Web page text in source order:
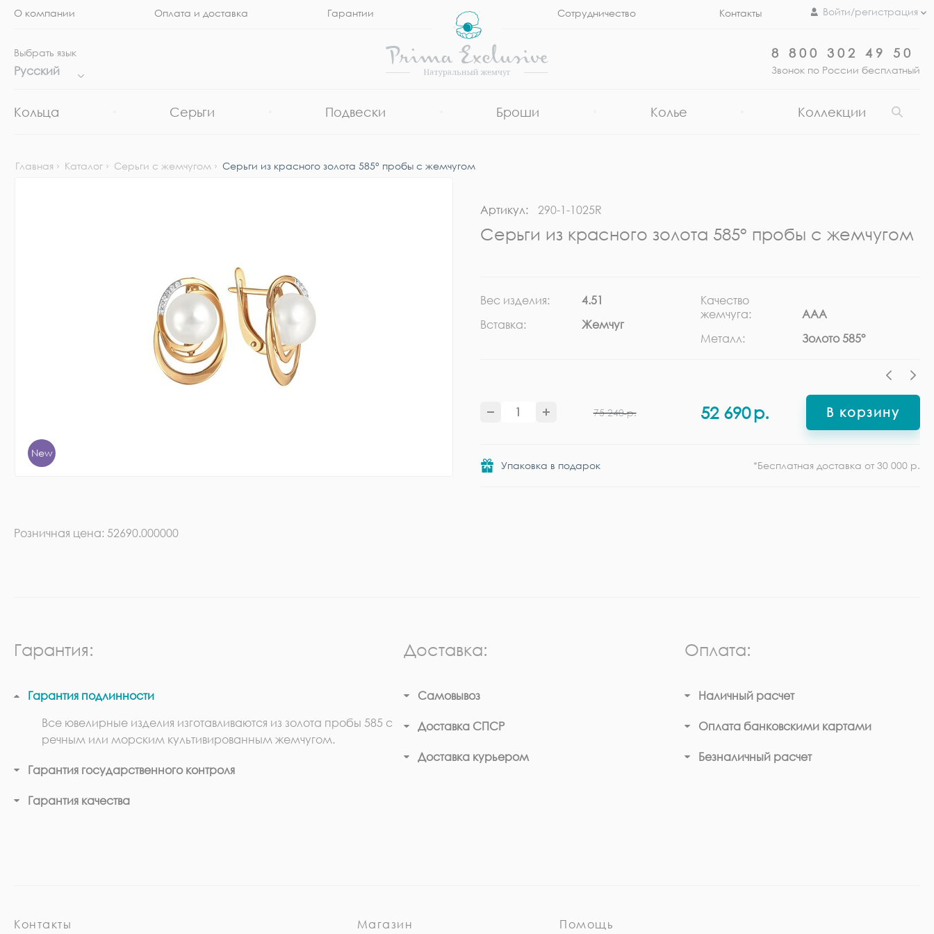
О компании Оплата и доставка Гарантии Сотрудничество Контакты Войти/регистрация
Выбрать язык
Русский
8 800 302 49 50
Звонок по России бесплатный
Кольца Серьги Подвески Броши Колье Коллекции
Главная Каталог Серьги с жемчугом Серьги из красного золота 585° пробы с жемчугом
New
Артикул: 290-1-1025R
Серьги из красного золота 585° пробы с жемчугом
Вес изделия:
4.51
Вставка:
Жемчуг
Качество
жемчуга:
ААА
Металл:
Золото 585°
75 240 р. 52 690р. В корзину
Упаковка в подарок *Бесплатная доставка от 30 000 р.
Розничная цена: 52690.000000
Гарантия:
Гарантия подлинности
Все ювелирные изделия изготавливаются из золота пробы 585 с
речным или морским культивированным жемчугом.
Гарантия государственного контроля
Гарантия качества
Доставка:
Самовывоз
Доставка СПСР
Доставка курьером
Оплата:
Наличный расчет
Оплата банковскими картами
Безналичный расчет
Контакты Магазин Помощь